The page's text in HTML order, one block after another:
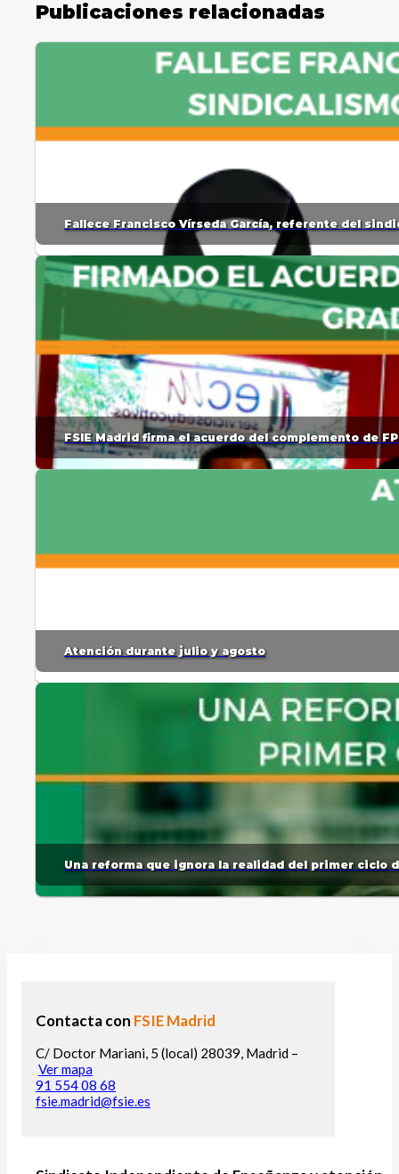
Publicaciones relacionadas
Fallece Francisco Vírseda García, referente del
FSIE Madrid firma el acuerdo del complemento de
Atención durante julio y agosto
Una reforma que ignora la realidad del primer ciclo
Contacta con FSIE Madrid
C/ Doctor Mariani, 5 (local) 28039, Madrid –
Ver mapa
91 554 08 68
fsie.madrid@fsie.es